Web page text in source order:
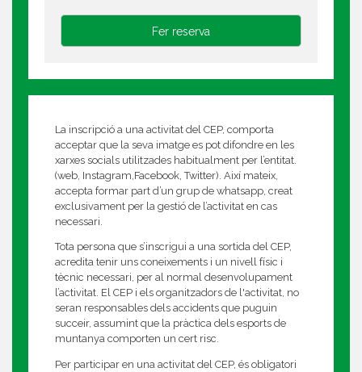
Fer reserva
La inscripció a una activitat del CEP, comporta
acceptar que la seva imatge es pot difondre en les
xarxes socials utilitzades habitualment per l’entitat.
(web, Instagram,Facebook, Twitter). Així mateix,
accepta formar part d’un grup de whatsapp, creat
exclusivament per la gestió de l’activitat en cas
necessari.
Tota persona que s’inscrigui a una sortida del CEP,
acredita tenir uns coneixements i un nivell físic i
tècnic necessari, per al normal desenvolupament
l’activitat. El CEP i els organitzadors de l'activitat, no
seran responsables dels accidents que puguin
succeir, assumint que la pràctica dels esports de
muntanya comporten un cert risc.
Per participar en una activitat del CEP, és obligatori